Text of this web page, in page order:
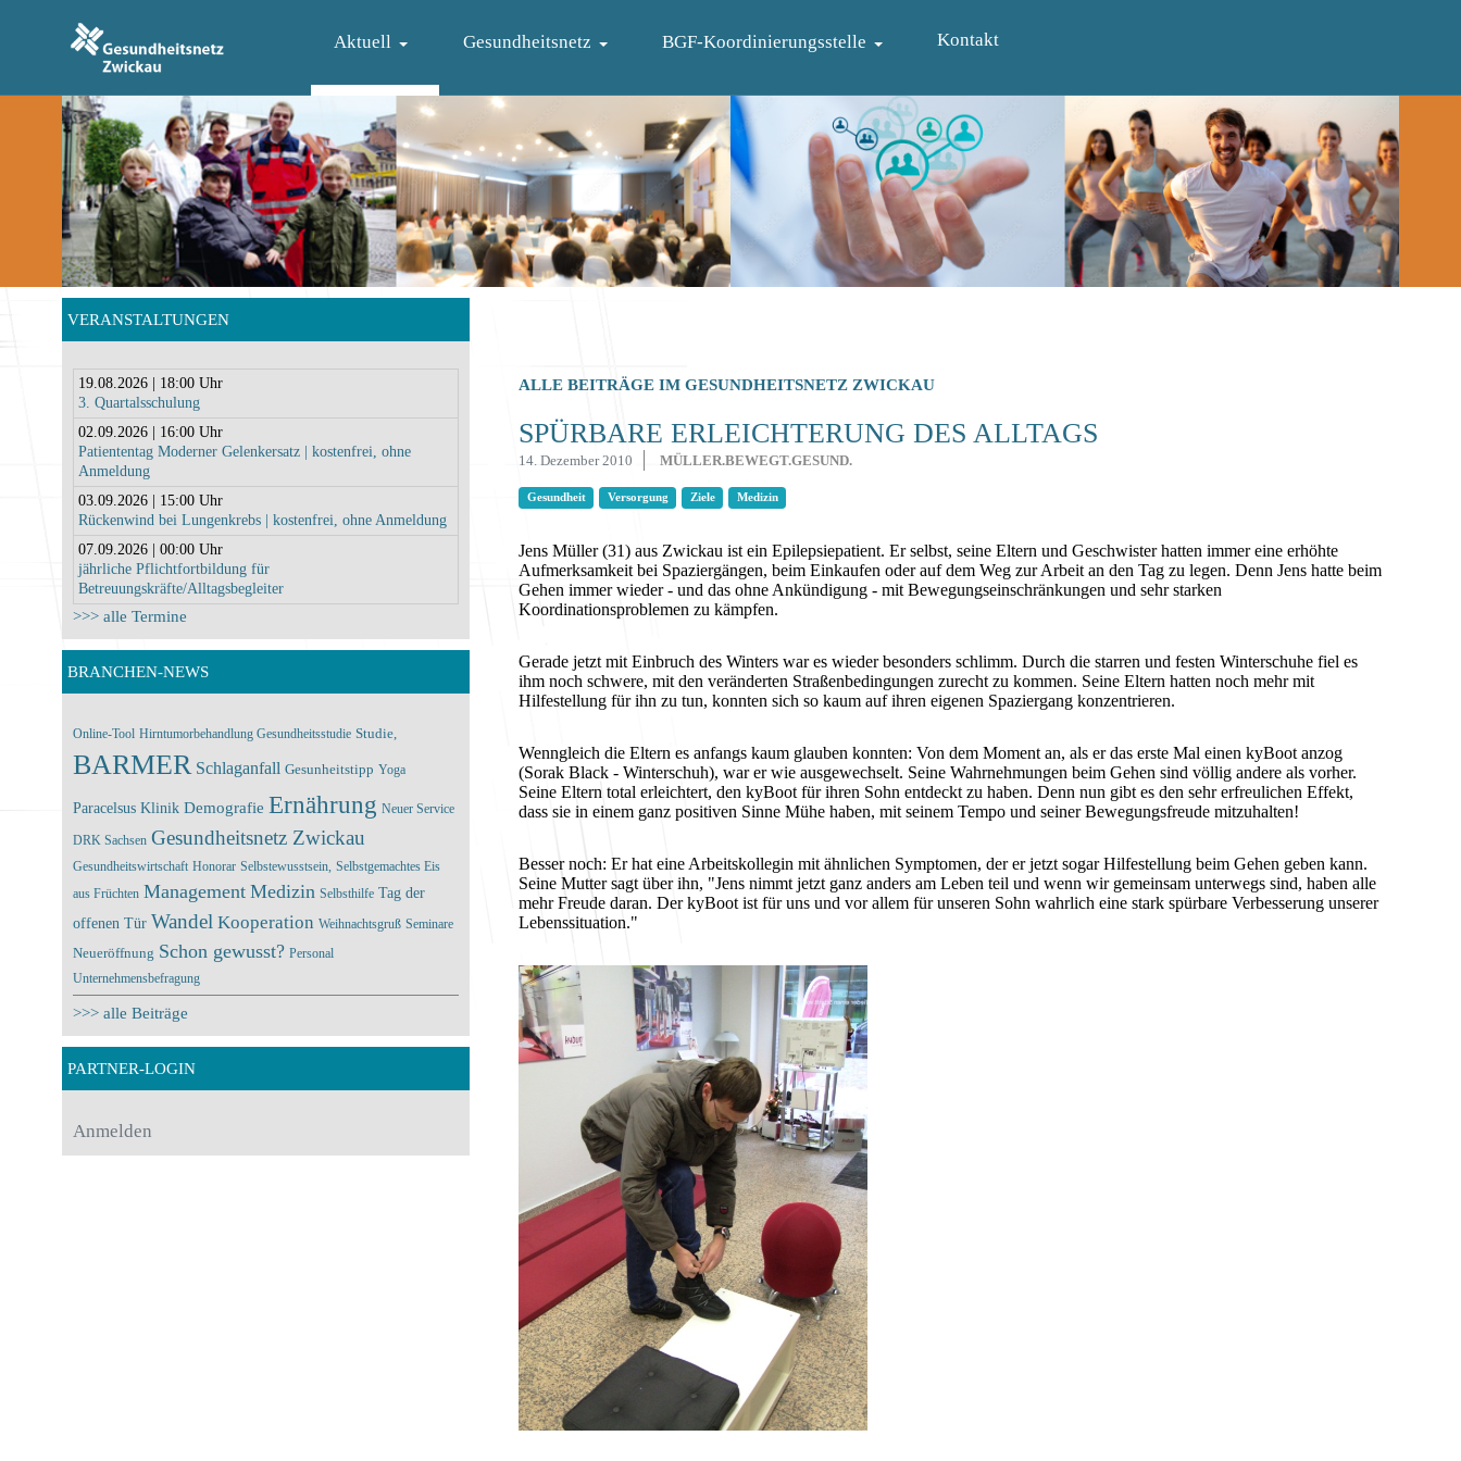
Aktuell Gesundheitsnetz BGF-Koordinierungsstelle Kontakt
ALLE BEITRÄGE IM GESUNDHEITSNETZ ZWICKAU
SPÜRBARE ERLEICHTERUNG DES ALLTAGS
14. Dezember 2010 MÜLLER.BEWEGT.GESUND.
Gesundheit Versorgung Ziele Medizin
Jens Müller (31) aus Zwickau ist ein Epilepsiepatient. Er selbst, seine Eltern und Geschwister hatten immer eine erhöhte
Aufmerksamkeit bei Spaziergängen, beim Einkaufen oder auf dem Weg zur Arbeit an den Tag zu legen. Denn Jens hatte beim
Gehen immer wieder - und das ohne Ankündigung - mit Bewegungseinschränkungen und sehr starken
Koordinationsproblemen zu kämpfen.
Gerade jetzt mit Einbruch des Winters war es wieder besonders schlimm. Durch die starren und festen Winterschuhe fiel es
ihm noch schwere, mit den veränderten Straßenbedingungen zurecht zu kommen. Seine Eltern hatten noch mehr mit
Hilfestellung für ihn zu tun, konnten sich so kaum auf ihren eigenen Spaziergang konzentrieren.
Wenngleich die Eltern es anfangs kaum glauben konnten: Von dem Moment an, als er das erste Mal einen kyBoot anzog
(Sorak Black - Winterschuh), war er wie ausgewechselt. Seine Wahrnehmungen beim Gehen sind völlig andere als vorher.
Seine Eltern total erleichtert, den kyBoot für ihren Sohn entdeckt zu haben. Denn nun gibt es den sehr erfreulichen Effekt,
dass sie in einem ganz positiven Sinne Mühe haben, mit seinem Tempo und seiner Bewegungsfreude mitzuhalten!
Besser noch: Er hat eine Arbeitskollegin mit ähnlichen Symptomen, der er jetzt sogar Hilfestellung beim Gehen geben kann.
Seine Mutter sagt über ihn, "Jens nimmt jetzt ganz anders am Leben teil und wenn wir gemeinsam unterwegs sind, haben alle
mehr Freude daran. Der kyBoot ist für uns und vor allem für unseren Sohn wahrlich eine stark spürbare Verbesserung unserer
Lebenssituation."
VERANSTALTUNGEN
19.08.2026 | 18:00 Uhr
3. Quartalsschulung
02.09.2026 | 16:00 Uhr
Patiententag Moderner Gelenkersatz | kostenfrei, ohne
Anmeldung
03.09.2026 | 15:00 Uhr
Rückenwind bei Lungenkrebs | kostenfrei, ohne Anmeldung
07.09.2026 | 00:00 Uhr
jährliche Pflichtfortbildung für
Betreuungskräfte/Alltagsbegleiter
>>> alle Termine
BRANCHEN-NEWS
Online-Tool Hirntumorbehandlung Gesundheitsstudie Studie,
BARMER Schlaganfall Gesunheitstipp Yoga
Paracelsus Klinik Demografie Ernährung Neuer Service
DRK Sachsen Gesundheitsnetz Zwickau
Gesundheitswirtschaft Honorar Selbstewusstsein, Selbstgemachtes Eis
aus Früchten Management Medizin Selbsthilfe Tag der
offenen Tür Wandel Kooperation Weihnachtsgruß Seminare
Neueröffnung Schon gewusst? Personal
Unternehmensbefragung
>>> alle Beiträge
PARTNER-LOGIN
Anmelden